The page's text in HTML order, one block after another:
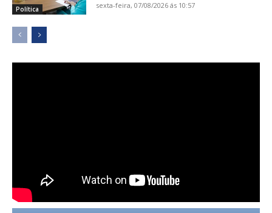
Política sexta-feira, 07/08/2026 ás 10:57